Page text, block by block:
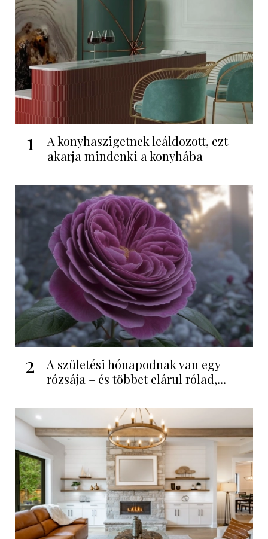
1
A konyhaszigetnek leáldozott, ezt
akarja mindenki a konyhába
2
A születési hónapodnak van egy
rózsája – és többet elárul rólad,...